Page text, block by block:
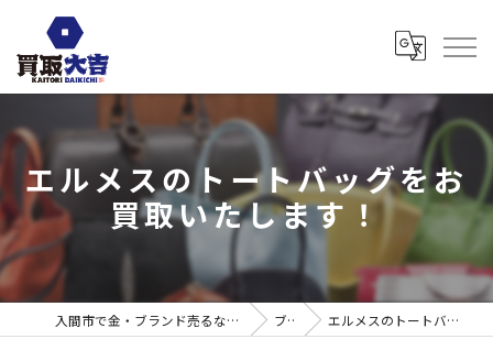
エルメスのトートバッグをお
買取いたします！
入間市で金・ブランド売るなら買取大吉 ウエスタ武蔵藤沢店 ブログ エルメスのトートバッグをお買取いたします！